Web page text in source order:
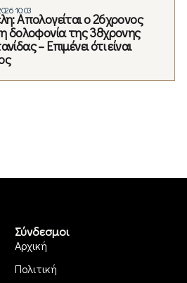
10:03
Απολογείται ο 26χρονος
δολοφονία της 38χρονης
– Επιμένει ότι είναι
Σύνδεσμοι
Αρχική
Πολιτική